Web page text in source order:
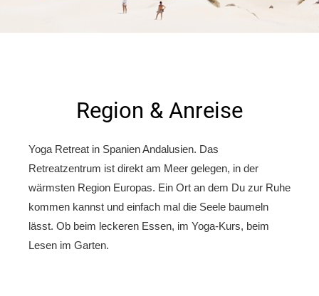
Region & Anreise
Yoga Retreat in Spanien Andalusien. Das
Retreatzentrum ist direkt am Meer gelegen, in der
wärmsten Region Europas. Ein Ort an dem Du zur Ruhe
kommen kannst und einfach mal die Seele baumeln
lässt. Ob beim leckeren Essen, im Yoga-Kurs, beim
Lesen im Garten.